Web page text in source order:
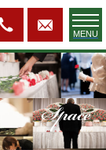
MENU
Space